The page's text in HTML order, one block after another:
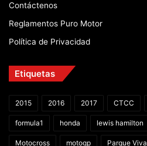
Contáctenos
Reglamentos Puro Motor
Política de Privacidad
Etiquetas
2015 2016 2017 CTCC
formula1 honda lewis hamilton
Motocross motogp Parque Viva